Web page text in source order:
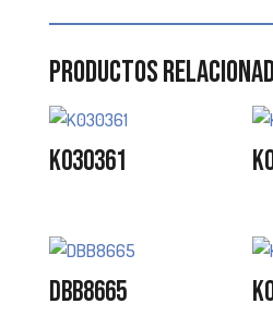
Productos
K030361
DBB8665